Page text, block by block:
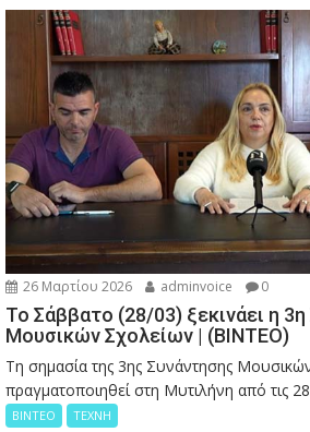
26 Μαρτίου 2026 adminvoice 0
Το Σάββατο (28/03) ξεκινάει η
Μουσικών Σχολείων | (ΒΙΝΤΕΟ)
Τη σημασία της 3ης Συνάντησης
πραγματοποιηθεί στη Μυτιλήνη από τις
ΒΙΝΤΕΟ ΤΕΧΝΗ